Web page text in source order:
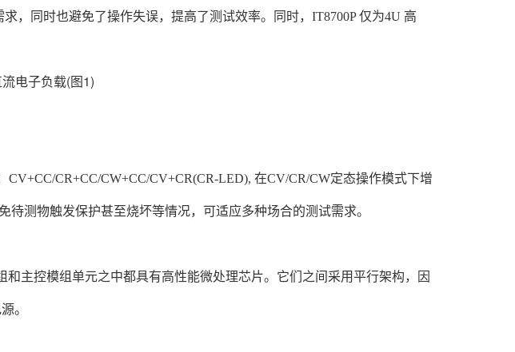
，同时也避免了操作失误，提高了测试效率。同时，IT8700P 仅为4U 高
CR+CC/CW+CC/CV+CR(CR-LED), 在CV/CR/CW定态操作模式下增
测物触发保护甚至烧坏等情况，可适应多种场合的测试需求。
主控模组单元之中都具有高性能微处理芯片。它们之间采用平行架构，因
。